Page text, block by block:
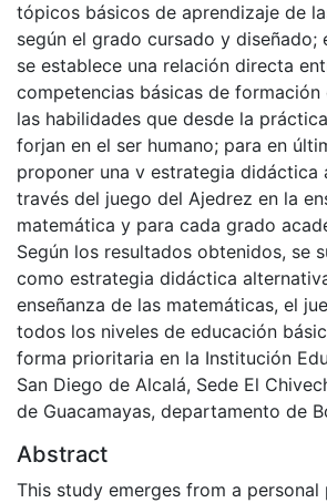
tópicos básicos de aprendizaje de
según el grado cursado y diseñado;
se establece una relación directa
competencias básicas de formación
las habilidades que desde la
forjan en el ser humano; para en
proponer una v estrategia didáctica
través del juego del Ajedrez en la
matemática y para cada grado
Según los resultados obtenidos, se
como estrategia didáctica
enseñanza de las matemáticas, el
todos los niveles de educación
forma prioritaria en la Institución
San Diego de Alcalá, Sede El
de Guacamayas, departamento de
Abstract
This study emerges from a personal